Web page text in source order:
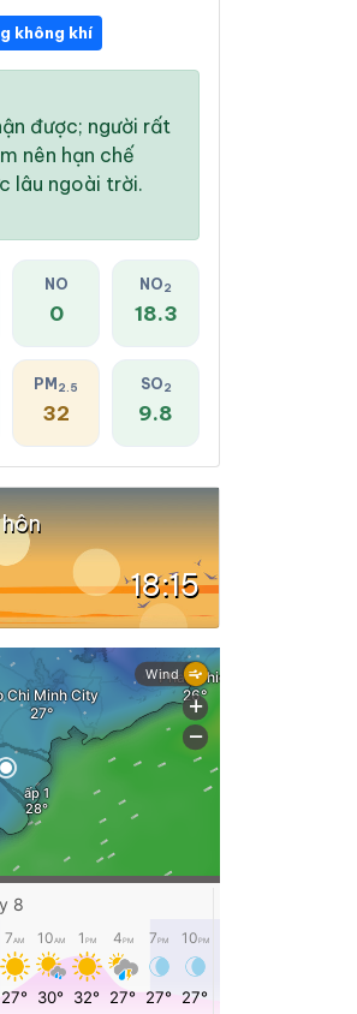
06:00 AM
16 %
Mây đen u ám
không khí
được; người rất
nên hạn chế
lâu ngoài trời.
NO
0
NO2
18.3
PM 2.5
32
SO2
9.8
18:15